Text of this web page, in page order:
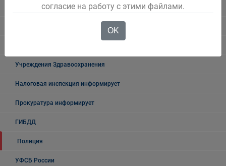
Безопасность на воде
Учреждения Здравоохранения
Налоговая инспекция информирует
Прокуратура информирует
ГИБДД
Полиция
УФСБ России
согласие на работу с этими файлами.
OK